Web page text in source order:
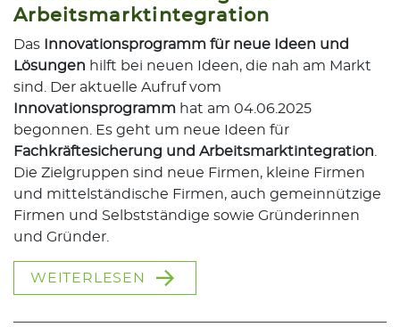
Arbeitsmarktintegration
Das
Innovationsprogramm für neue Ideen und
Lösungen hilft bei neuen Ideen, die nah am Markt
sind. Der aktuelle Aufruf vom
Innovationsprogramm hat am 04.06.2025
begonnen. Es geht um neue Ideen für
Fachkräftesicherung und Arbeitsmarktintegration
Die Zielgruppen sind neue Firmen, kleine Firmen
und mittelständische Firmen, auch gemeinnützige
Firmen und Selbstständige sowie Gründerinnen
und Gründer.
WEITERLESEN